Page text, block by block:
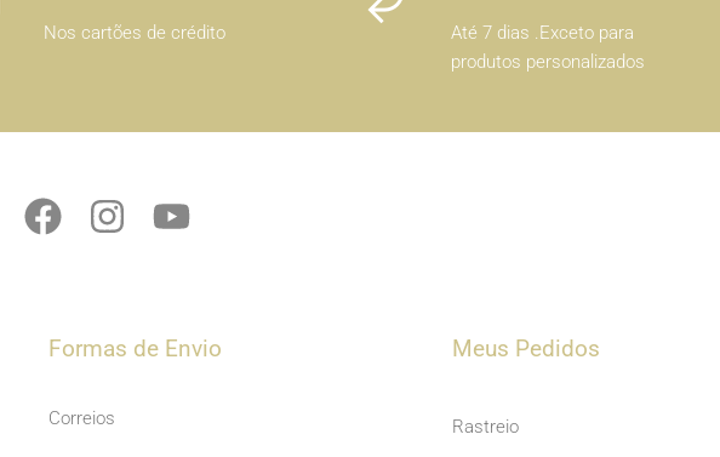
Nos cartões de crédito
Até 7 dias .Exceto para
produtos personalizados
F
a
b
o
I
n
a
r
Y
o
u
Formas de Envio
Correios
Meus Pedidos
Rastreio